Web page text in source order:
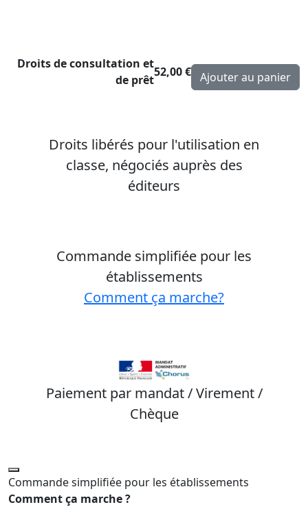
Droits de consultation et
de prêt
52,00 €
Droits libérés pour l'utilisation en
classe, négociés auprès des
éditeurs
Commande simplifiée pour les
établissements
Comment ça marche?
Paiement par mandat / Virement /
Chèque
Commande simplifiée pour les établissements
Comment ça marche ?